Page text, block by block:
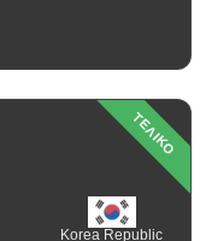
ΤΕΛΙΚΟ
Korea Republic